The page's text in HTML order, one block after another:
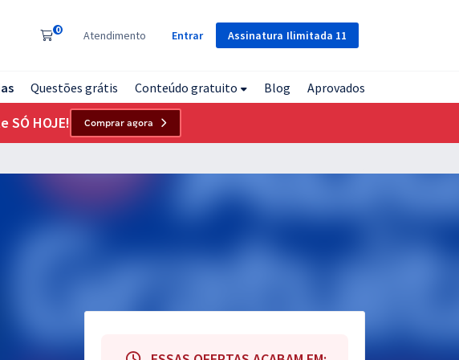
Assinatura Ilimitada 11
0 Atendimento Entrar
Questões grátis Conteúdo gratuito Blog Aprovados
SÓ HOJE! Comprar agora